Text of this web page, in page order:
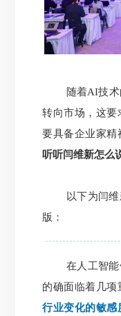
随着AI技术的
转向市场，这要
要具备企业家精
听听闫维新怎么
以下为闫维新
版：
在人工智能领
的确面临着几项
行业变化的敏感